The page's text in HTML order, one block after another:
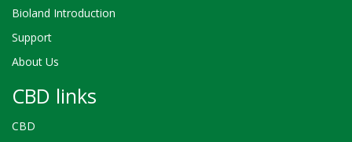
Bioland Introduction
Support
About Us
CBD links
CBD